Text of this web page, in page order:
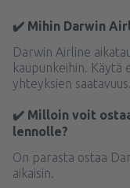
✔️ Mihin Darwin
Darwin Airline
kaupunkeihin. Käytä
yhteyksien saatavuus.
✔️ Milloin voit
lennolle?
On parasta ostaa
aikaisin.